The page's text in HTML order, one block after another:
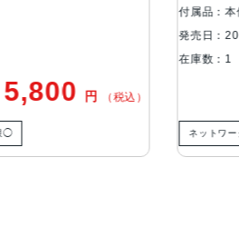
円 （税込）
付属品：本体のみ
発売日：2014/10
ネットワーク利用制限◯